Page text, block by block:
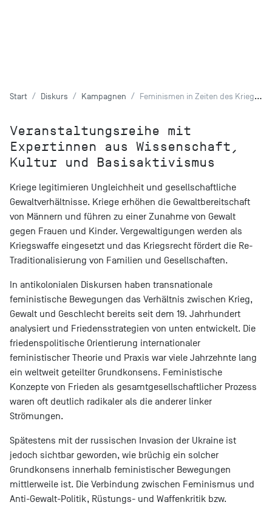
Start Diskurs Kampagnen Feminismen in Zeiten des Krieges
Veranstaltungsreihe mit
Expertinnen aus Wissenschaft,
Kultur und Basisaktivismus
Kriege legitimieren Ungleichheit und gesellschaftliche
Gewaltverhältnisse. Kriege erhöhen die Gewaltbereitschaft
von Männern und führen zu einer Zunahme von Gewalt
gegen Frauen und Kinder. Vergewaltigungen werden als
Kriegswaffe eingesetzt und das Kriegsrecht fördert die Re-
Traditionalisierung von Familien und Gesellschaften.
In antikolonialen Diskursen haben transnationale
feministische Bewegungen das Verhältnis zwischen Krieg,
Gewalt und Geschlecht bereits seit dem 19. Jahrhundert
analysiert und Friedensstrategien von unten entwickelt. Die
friedenspolitische Orientierung internationaler
feministischer Theorie und Praxis war viele Jahrzehnte lang
ein weltweit geteilter Grundkonsens. Feministische
Konzepte von Frieden als gesamtgesellschaftlicher Prozess
waren oft deutlich radikaler als die anderer linker
Strömungen.
Spätestens mit der russischen Invasion der Ukraine ist
jedoch sichtbar geworden, wie brüchig ein solcher
Grundkonsens innerhalb feministischer Bewegungen
mittlerweile ist. Die Verbindung zwischen Feminismus und
Anti-Gewalt-Politik, Rüstungs- und Waffenkritik bzw.